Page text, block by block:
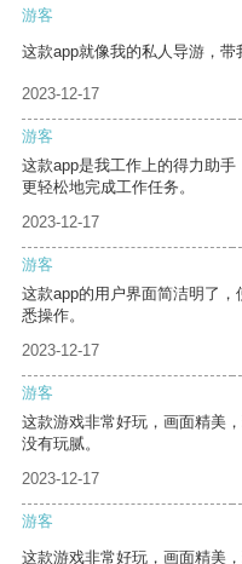
游客
这款app就像我的私人导游，带
2023-12-17
游客
这款app是我工作上的得力助
更轻松地完成工作任务。
2023-12-17
游客
这款app的用户界面简洁明了
悉操作。
2023-12-17
游客
这款游戏非常好玩，画面精美
没有玩腻。
2023-12-17
游客
这款游戏非常好玩，画面精美，